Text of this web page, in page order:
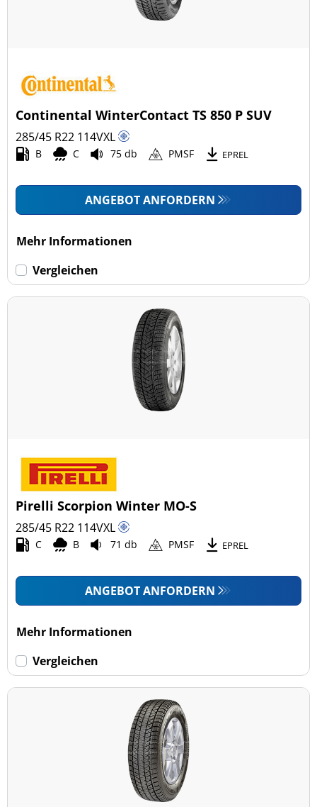
Continental WinterContact TS 850 P SUV
285/45 R22 114VXL
B C 75 db PMSF EPREL
ANGEBOT ANFORDERN
Mehr Informationen
Vergleichen
Pirelli Scorpion Winter MO-S
285/45 R22 114VXL
C B 71 db PMSF EPREL
ANGEBOT ANFORDERN
Mehr Informationen
Vergleichen